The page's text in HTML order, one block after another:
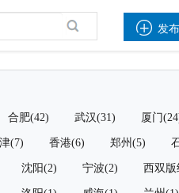
 发
合肥(42) 武汉(31) 厦门
(7) 香港(6) 郑州(5)
沈阳(2) 宁波(2) 西双版